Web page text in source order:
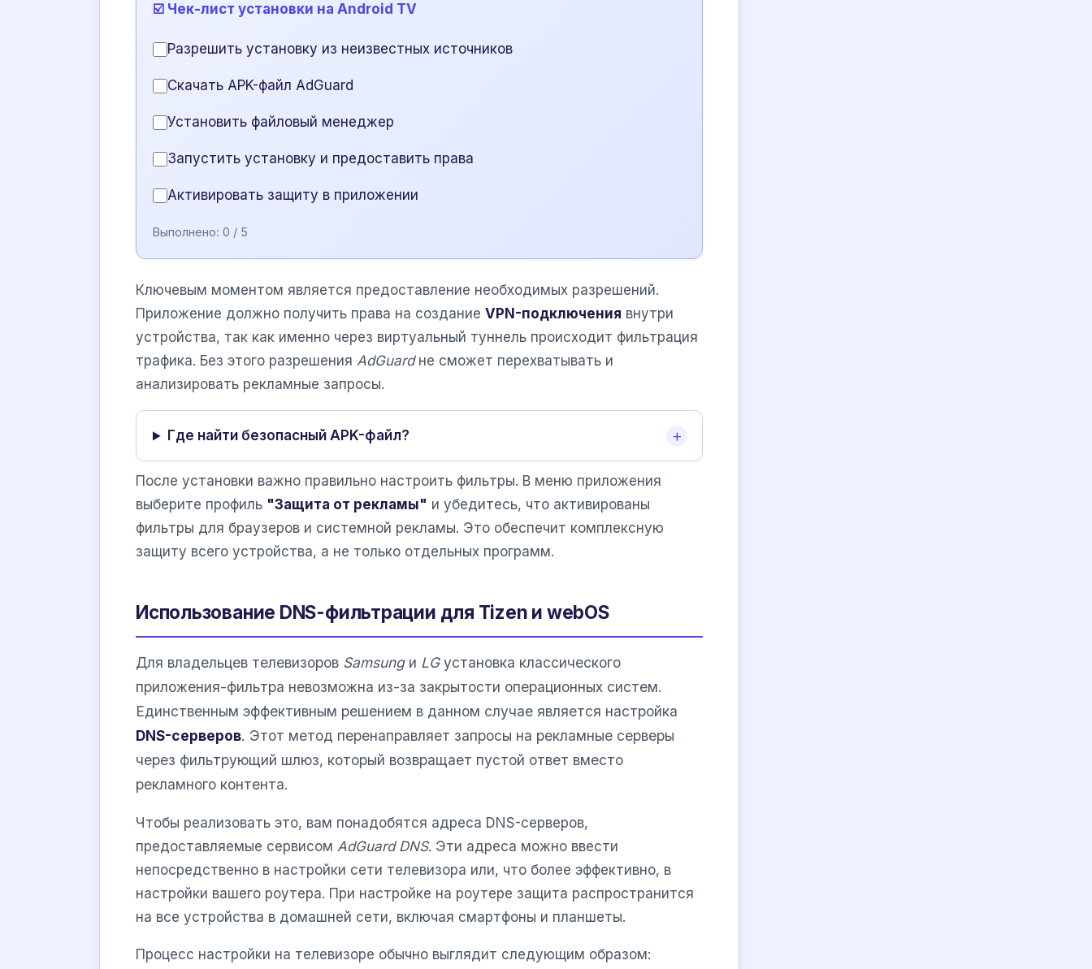
☑️ Чек-лист установки на Android TV
Разрешить установку из неизвестных источников
Скачать APK-файл AdGuard
Установить файловый менеджер
Запустить установку и предоставить права
Активировать защиту в приложении
Выполнено: 0 / 5
Ключевым моментом является предоставление необходимых разрешений.
Приложение должно получить права на создание VPN-подключения внутри
устройства, так как именно через виртуальный туннель происходит фильтрация
трафика. Без этого разрешения AdGuardне сможет перехватывать и
анализировать рекламные запросы.
Где найти безопасный APK-файл?
После установки важно правильно настроить фильтры. В меню приложения
выберите профиль "Защита от рекламы" и убедитесь, что активированы
фильтры для браузеров и системной рекламы. Это обеспечит комплексную
защиту всего устройства, а не только отдельных программ.
Использование DNS-фильтрации для Tizen и webOS
Для владельцев телевизоров Samsungи LGустановка классического
приложения-фильтра невозможна из-за закрытости операционных систем.
Единственным эффективным решением в данном случае является настройка
DNS-серверов. Этот метод перенаправляет запросы на рекламные серверы
через фильтрующий шлюз, который возвращает пустой ответ вместо
рекламного контента.
Чтобы реализовать это, вам понадобятся адреса DNS-серверов,
предоставляемые сервисом AdGuard DNS. Эти адреса можно ввести
непосредственно в настройки сети телевизора или, что более эффективно, в
настройки вашего роутера. При настройке на роутере защита распространится
на все устройства в домашней сети, включая смартфоны и планшеты.
Процесс настройки на телевизоре обычно выглядит следующим образом: